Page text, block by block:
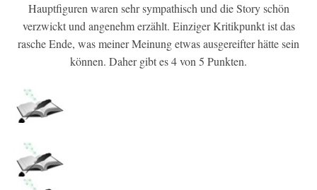
Hauptfiguren waren sehr sympathisch und die Story schön
verzwickt und angenehm erzählt. Einziger Kritikpunkt ist das
rasche Ende, was meiner Meinung etwas ausgereifter hätte sein
können. Daher gibt es 4 von 5 Punkten.